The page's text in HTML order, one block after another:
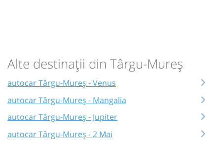
- Cumpără
Sursa: Vosarb City SRL | Ultima actualizare:
Alte destinații din Târgu-Mureș
autocar Târgu-Mureș - Venus
autocar Târgu-Mureș - Mangalia
autocar Târgu-Mureș - Jupiter
autocar Târgu-Mureș - 2 Mai